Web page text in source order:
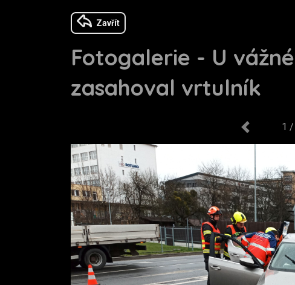
Zavřít
Fotogalerie - U
zasahoval vrtulník
1 /
Previous